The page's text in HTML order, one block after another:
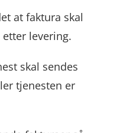
at faktura skal
levering.
skal sendes
tjenesten er